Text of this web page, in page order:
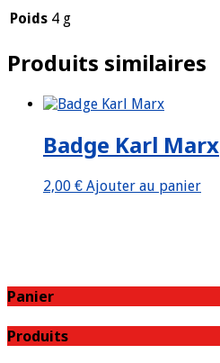
Poids 4 g
Produits similaires
Badge Karl Marx
2,00 € Ajouter au panier
Panier
Produits